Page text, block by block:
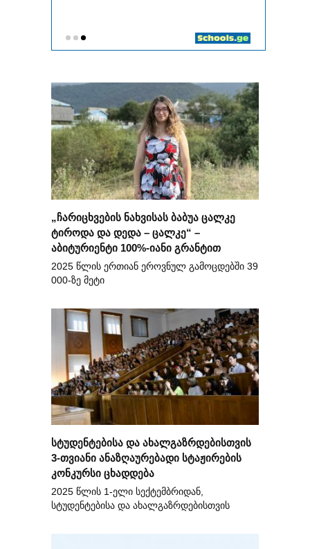
„ჩარიცხვების ნახვისას ბაბუა ცალკე
ტიროდა და დედა – ცალკე“ –
აბიტურიენტი 100%-იანი გრანტით
2025 წლის ერთიან ეროვნულ გამოცდებში 39
000-ზე მეტი
სტუდენტებისა და ახალგაზრდებისთვის
3-თვიანი ანაზღაურებადი სტაჟირების
კონკურსი ცხადდება
2025 წლის 1-ელი სექტემბრიდან,
სტუდენტებისა და ახალგაზრდებისთვის